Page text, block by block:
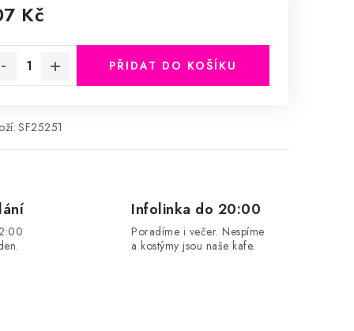
Kč
PŘIDAT DO KOŠÍKU
SF25251
Infolinka do 20:00
Poradíme i večer. Nespíme
a kostýmy jsou naše kafe.